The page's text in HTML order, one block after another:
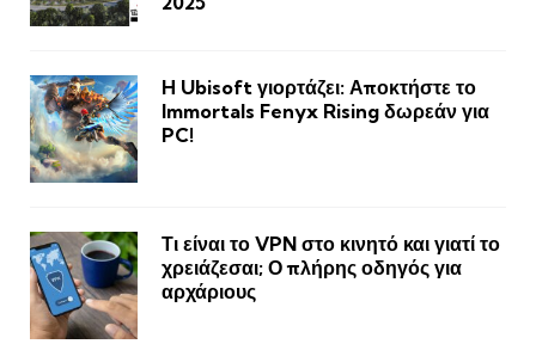
H Ubisoft γιορτάζει: Αποκτήστε το
Immortals Fenyx Rising δωρεάν για
PC!
Τι είναι το VPN στο κινητό και γιατί το
χρειάζεσαι; Ο πλήρης οδηγός για
αρχάριους